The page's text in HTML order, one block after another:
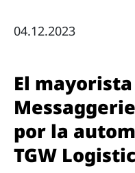
04.12.2023
El
por la
TGW